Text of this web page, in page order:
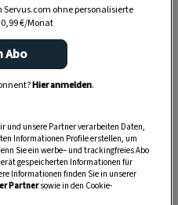
Servus.com ohne personalisierte
€/Monat
Abo
Hier anmelden.
und unsere Partner verarbeiten Daten,
Informationen Profile erstellen, um
Sie ein werbe– und trackingfreies Abo
gespeicherten Informationen für
Informationen finden Sie in unserer
Partnersowie in den Cookie-